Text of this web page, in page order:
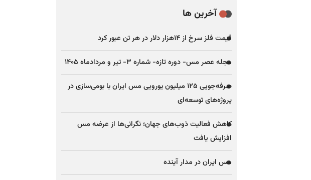
آخرین ها
قیمت فلز سرخ از ۱۴هزار دلار در هر تن عبور کرد
مجله عصر مس- دوره تازه- شماره ۳- تیر و مردادماه ۱۴۰۵
صرفه‌جویی ۱۲۵ میلیون یورویی مس ایران با بومی‌سازی در
پروژه‌های توسعه‌ای
کاهش فعالیت ذوب‌های جهان؛ نگرانی‌ها از عرضه مس
افزایش یافت
مس ایران در مدار آینده